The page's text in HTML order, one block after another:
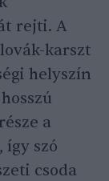
rejti. A
karszt
helyszín
a
szó
csoda